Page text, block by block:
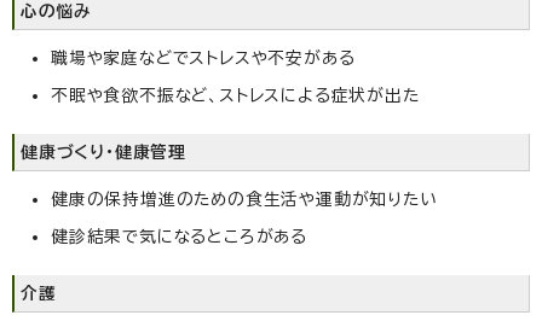
心の悩み
職場や家庭などでストレスや不安がある
不眠や食欲不振など、ストレスによる症状が出た
健康づくり・健康管理
健康の保持増進のための食生活や運動が知りたい
健診結果で気になるところがある
介護